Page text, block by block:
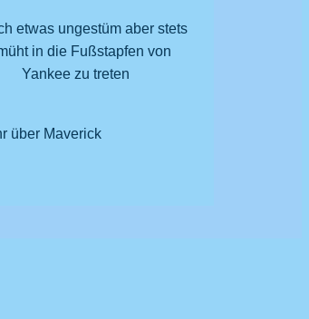
etwas ungestüm aber stets
in die Fußstapfen von
Yankee zu treten
über Maverick